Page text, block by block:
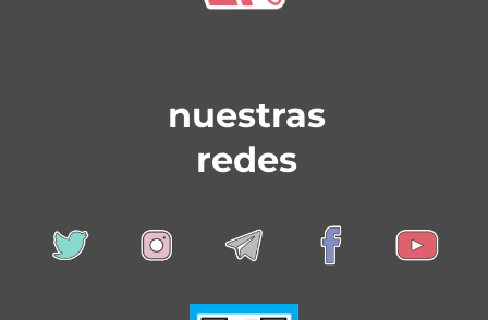
nuestras
redes